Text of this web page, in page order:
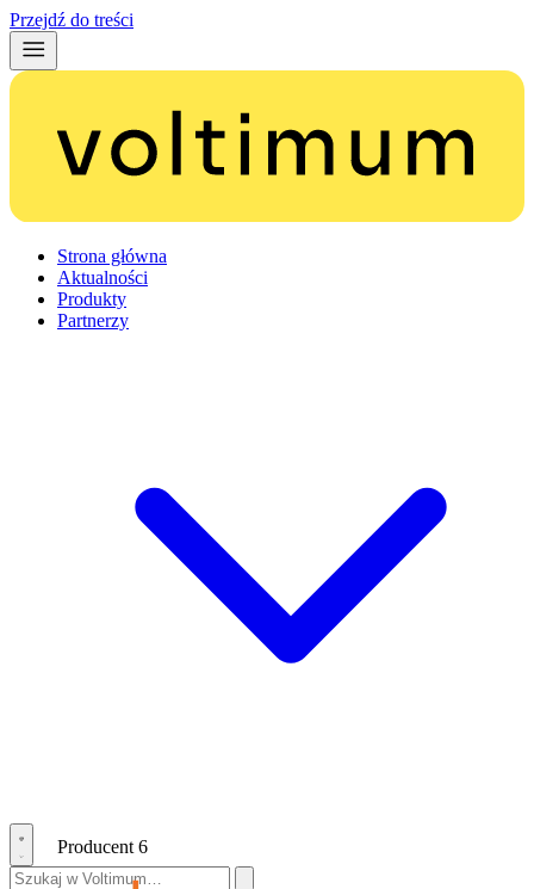
Przejdź do treści
Strona główna
Aktualności
Produkty
Partnerzy
Producent 6